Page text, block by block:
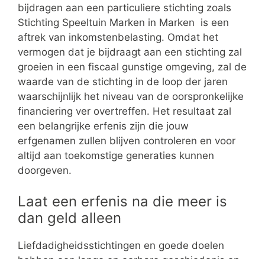
bijdragen aan een particuliere stichting zoals
Stichting Speeltuin Marken in Marken is een
aftrek van inkomstenbelasting. Omdat het
vermogen dat je bijdraagt aan een stichting zal
groeien in een fiscaal gunstige omgeving, zal de
waarde van de stichting in de loop der jaren
waarschijnlijk het niveau van de oorspronkelijke
financiering ver overtreffen. Het resultaat zal
een belangrijke erfenis zijn die jouw
erfgenamen zullen blijven controleren en voor
altijd aan toekomstige generaties kunnen
doorgeven.
Laat een erfenis na die meer is
dan geld alleen
Liefdadigheidsstichtingen en goede doelen